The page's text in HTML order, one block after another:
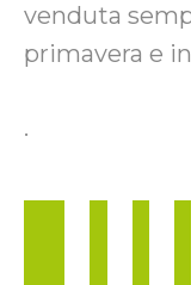
venduta
primavera e
.